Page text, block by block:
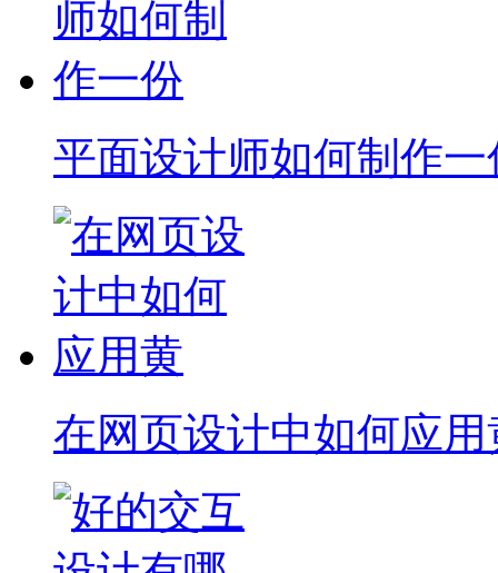
平面设计师如何制作一
在网页设计中如何应用